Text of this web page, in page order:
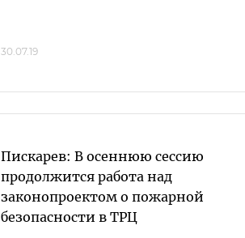
30.07.19
Пискарев: В осеннюю сессию
продолжится работа над
законопроектом о пожарной
безопасности в ТРЦ